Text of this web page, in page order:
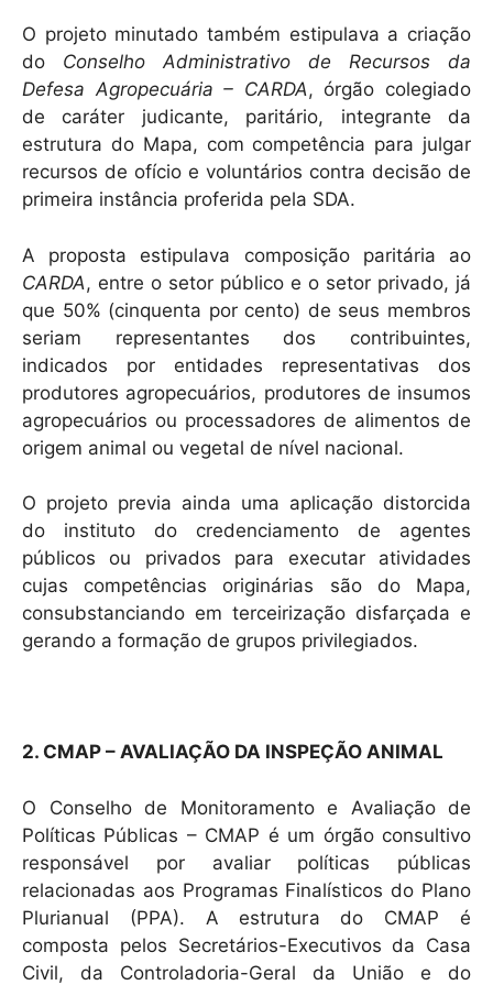
O projeto minutado também estipulava a criação
do Conselho Administrativo de Recursos da
Defesa Agropecuária – CARDA, órgão colegiado
de caráter judicante, paritário, integrante da
estrutura do Mapa, com competência para julgar
recursos de ofício e voluntários contra decisão de
primeira instância proferida pela SDA.
A proposta estipulava composição paritária ao
CARDA, entre o setor público e o setor privado, já
que 50% (cinquenta por cento) de seus membros
seriam representantes dos contribuintes,
indicados por entidades representativas dos
produtores agropecuários, produtores de insumos
agropecuários ou processadores de alimentos de
origem animal ou vegetal de nível nacional.
O projeto previa ainda uma aplicação distorcida
do instituto do credenciamento de agentes
públicos ou privados para executar atividades
cujas competências originárias são do Mapa,
consubstanciando em terceirização disfarçada e
gerando a formação de grupos privilegiados.
2. CMAP – AVALIAÇÃO DA INSPEÇÃO ANIMAL
O Conselho de Monitoramento e Avaliação de
Políticas Públicas – CMAP é um órgão consultivo
responsável por avaliar políticas públicas
relacionadas aos Programas Finalísticos do Plano
Plurianual (PPA). A estrutura do CMAP é
composta pelos Secretários-Executivos da Casa
Civil, da Controladoria-Geral da União e do